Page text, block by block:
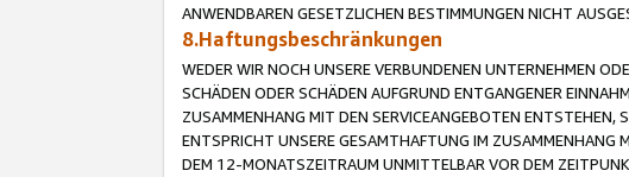
ANWENDBAREN GESETZLICHEN BESTIMMUNGEN NICHT
8.Haftungsbeschränkungen
WEDER WIR NOCH UNSERE VERBUNDENEN UNTERNEHMEN
SCHÄDEN ODER SCHÄDEN AUFGRUND ENTGANGENER
ZUSAMMENHANG MIT DEN SERVICEANGEBOTEN ENTSTEHEN,
ENTSPRICHT UNSERE GESAMTHAFTUNG IM ZUSAMMENHANG
DEM 12-MONATSZEITRAUM UNMITTELBAR VOR DEM